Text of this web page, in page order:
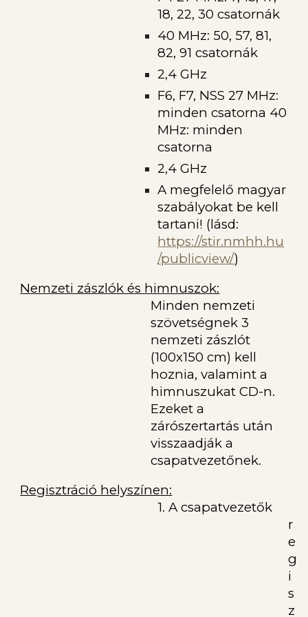
18, 22, 30 csatornák
40 MHz: 50, 57, 81,
82, 91 csatornák
2,4 GHz
F6, F7, NSS 27 MHz:
minden csatorna 40
MHz: minden
csatorna
2,4 GHz
A megfelelő magyar
szabályokat be kell
tartani! (lásd:
https://stir.nmhh.hu
/publicview/)
Nemzeti zászlók és himnuszok:
Minden nemzeti
szövetségnek 3
nemzeti zászlót
(100x150 cm) kell
hoznia, valamint a
himnuszukat CD-n.
Ezeket a
zárószertartás után
visszaadják a
csapatvezetőnek.
Regisztráció helyszínen:
1. A csapatvezetők
r
e
g
i
s
z